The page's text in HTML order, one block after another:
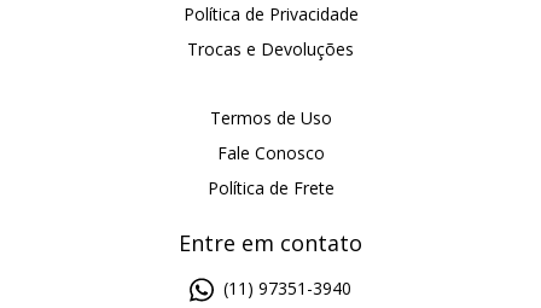
Política de Privacidade
Trocas e Devoluções
Termos de Uso
Fale Conosco
Política de Frete
Entre em contato
(11) 97351-3940